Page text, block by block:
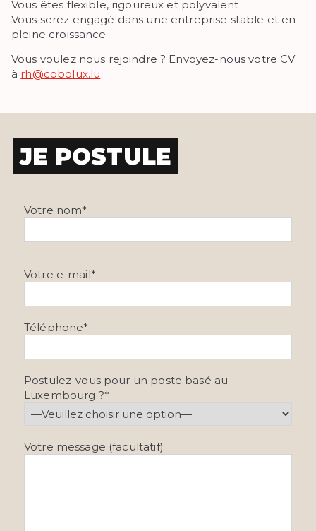
Vous êtes flexible, rigoureux et polyvalent
Vous serez engagé dans une entreprise stable et en
pleine croissance
Vous voulez nous rejoindre ? Envoyez-nous votre CV
à rh@cobolux.lu
JE POSTULE
Votre nom*
e
i
l
l
l
a
s
e
Votre e-mail*
Téléphone*
Postulez-vous pour un poste basé au
Luxembourg ?*
Votre message (facultatif)